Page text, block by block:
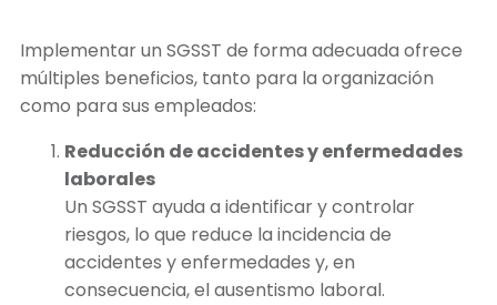
Implementar un SGSST de forma adecuada ofrece
múltiples beneficios, tanto para la organización
como para sus empleados:
Reducción de accidentes y enfermedades
laborales
Un SGSST ayuda a identificar y controlar
riesgos, lo que reduce la incidencia de
accidentes y enfermedades y, en
consecuencia, el ausentismo laboral.